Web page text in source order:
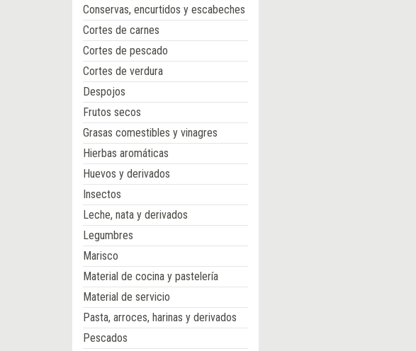
Conservas, encurtidos y escabeches
Cortes de carnes
Cortes de pescado
Cortes de verdura
Despojos
Frutos secos
Grasas comestibles y vinagres
Hierbas aromáticas
Huevos y derivados
Insectos
Leche, nata y derivados
Legumbres
Marisco
Material de cocina y pastelería
Material de servicio
Pasta, arroces, harinas y derivados
Pescados